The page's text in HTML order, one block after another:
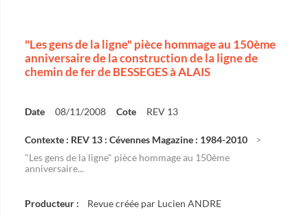
"Les gens de la ligne" pièce hommage au 150ème
anniversaire de la construction de la ligne de
chemin de fer de BESSEGES à ALAIS
Date 08/11/2008 Cote REV 13
Contexte : REV 13 : Cévennes Magazine : 1984-2010
"Les gens de la ligne" pièce hommage au 150ème
anniversaire...
Producteur : Revue créée par Lucien ANDRE